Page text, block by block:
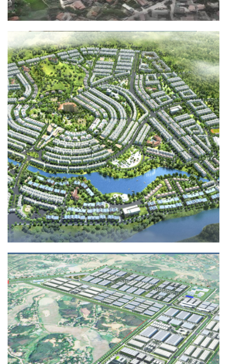
KHU ĐÔ THỊ NAM SÔNG ĐA NHIM
QUY HOẠCH - KIẾN TRÚC
KHU CÔNG NGHIỆP PHÙ NINH